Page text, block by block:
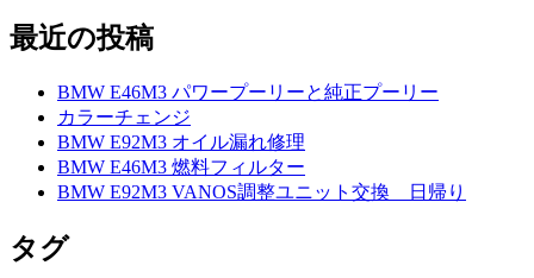
最近の投稿
BMW E46M3 パワープーリーと純正プーリー
カラーチェンジ
BMW E92M3 オイル漏れ修理
BMW E46M3 燃料フィルター
BMW E92M3 VANOS調整ユニット交換 日帰り
タグ